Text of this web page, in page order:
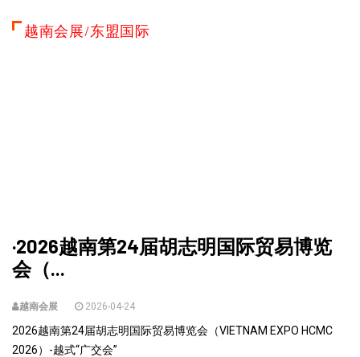
越南会展/东盟国际
·2026越南第24届胡志明国际贸易博览
会（...
越南会展 2026-04-24
2026越南第24届胡志明国际贸易博览会（VIETNAM EXPO HCMC
2026）-越式“广交会”